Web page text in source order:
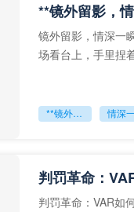
**镜外留影，
镜外留影，情深一
场看台上，手里捏
**镜外留影
判罚革命：
判罚革命：VAR如